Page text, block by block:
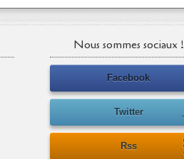
Nous sommes sociaux !
Facebook
Twitter
Rss